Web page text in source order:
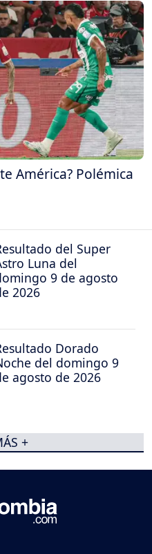
América? Polémica
del Super
Luna del
9 de agosto
2026
Dorado
del domingo 9
agosto de 2026
+